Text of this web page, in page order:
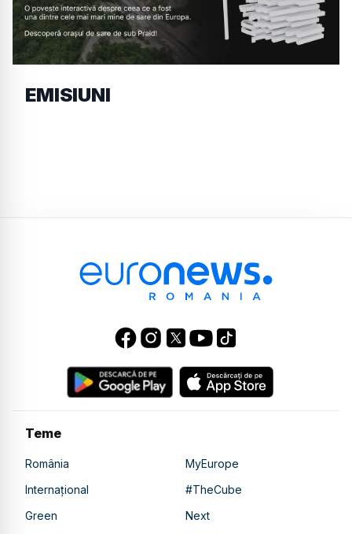
EMISIUNI
Teme
România
MyEurope
Internațional
#TheCube
Green
Next